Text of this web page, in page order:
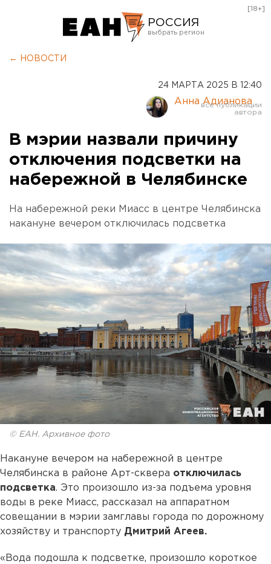
РОССИЯ
Курган
Оренбург
[18+]
← НОВОСТИ
24 МАРТА 2025 В 12:40
Анна Адианова
В мэрии назвали причину
отключения подсветки на
набережной в Челябинске
На набережной реки Миасс в центре Челябинска
накануне вечером отключилась подсветка
© ЕАН. Архивное фото
Накануне вечером на набережной в центре
Челябинска в районе Арт-сквера отключилась
подсветка. Это произошло из-за подъема уровня
воды в реке Миасс, рассказал на аппаратном
совещании в мэрии замглавы города по дорожному
хозяйству и транспорту Дмитрий Агеев.
«Вода подошла к подсветке, произошло короткое